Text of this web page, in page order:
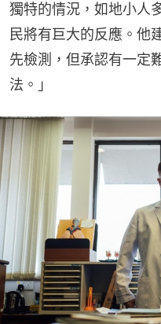
獨特的情況，如地小人
民將有巨大的反應。他
先檢測，但承認有一定
法。」